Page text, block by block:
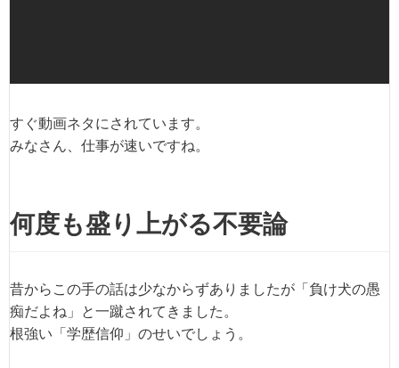
すぐ動画ネタにされています。
みなさん、仕事が速いですね。
何度も盛り上がる不要論
昔からこの手の話は少なからずありましたが「負け犬の愚
痴だよね」と一蹴されてきました。
根強い「学歴信仰」のせいでしょう。